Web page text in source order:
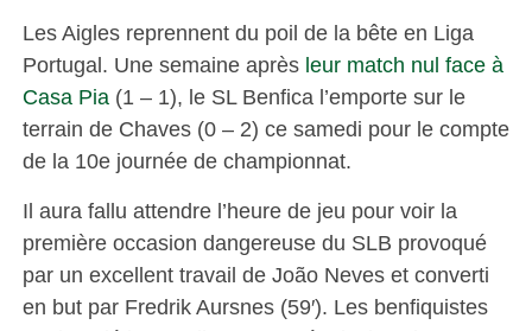
Les Aigles reprennent du poil de la bête en Liga
Portugal. Une semaine après leur match nul face à
Casa Pia(1 – 1), le SL Benfica l’emporte sur le
terrain de Chaves (0 – 2) ce samedi pour le compte
de la 10e journée de championnat.
Il aura fallu attendre l’heure de jeu pour voir la
première occasion dangereuse du SLB provoqué
par un excellent travail de João Neves et converti
en but par Fredrik Aursnes (59′). Les benfiquistes